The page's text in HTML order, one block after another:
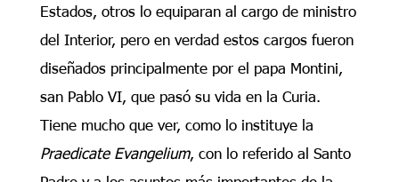
Estados, otros lo equiparan al cargo de ministro
del Interior, pero en verdad estos cargos fueron
diseñados principalmente por el papa Montini,
san Pablo VI, que pasó su vida en la Curia.
Tiene mucho que ver, como lo instituye la
Praedicate Evangelium, con lo referido al Santo